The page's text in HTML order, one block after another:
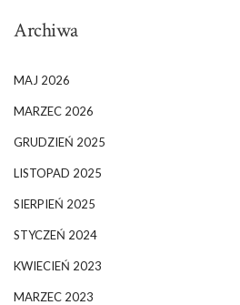
Archiwa
MAJ 2026
MARZEC 2026
GRUDZIEŃ 2025
LISTOPAD 2025
SIERPIEŃ 2025
STYCZEŃ 2024
KWIECIEŃ 2023
MARZEC 2023